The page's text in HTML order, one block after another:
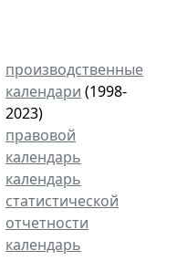
производственные
календари (1998-
2023)
правовой
календарь
календарь
статистической
отчетности
календарь